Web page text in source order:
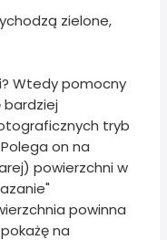
zielone,
Wtedy pomocny
tryb
on na
powierzchni w
powinna
na